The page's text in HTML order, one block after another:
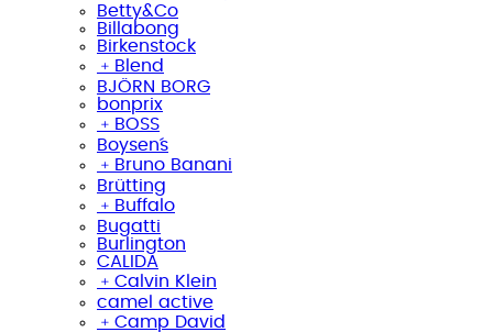
Betty&Co
Billabong
Birkenstock
﹢ Blend
BJÖRN BORG
bonprix
﹢ BOSS
Boysen´s
﹢ Bruno Banani
Brütting
﹢ Buffalo
Bugatti
Burlington
CALIDA
﹢ Calvin Klein
camel active
﹢ Camp David